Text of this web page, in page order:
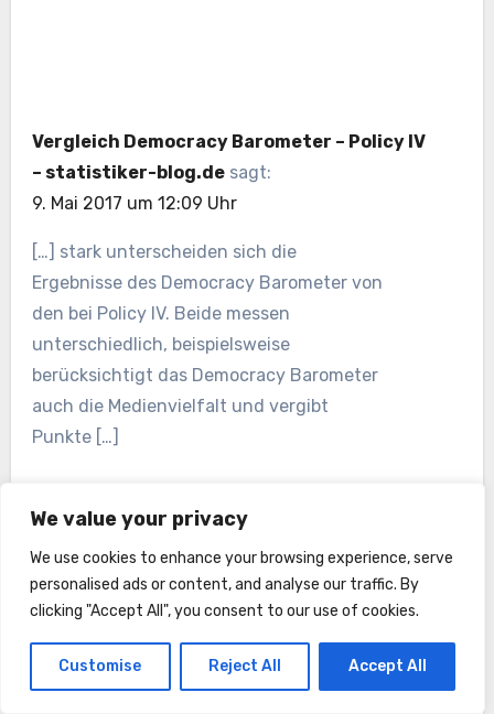
We value your privacy
We use cookies to enhance your browsing experience, serve
personalised ads or content, and analyse our traffic. By
clicking "Accept All", you consent to our use of cookies.
Customise Reject All Accept All
Vergleich Democracy Barometer – Policy IV
– statistiker-blog.de sagt:
9. Mai 2017 um 12:09 Uhr
[…] stark unterscheiden sich die
Ergebnisse des Democracy Barometer von
den bei Policy IV. Beide messen
unterschiedlich, beispielsweise
berücksichtigt das Democracy Barometer
auch die Medienvielfalt und vergibt
Punkte […]
Demokratie: Bedroht und auf dem
Rückzug? – statistiker-blog.de sagt: